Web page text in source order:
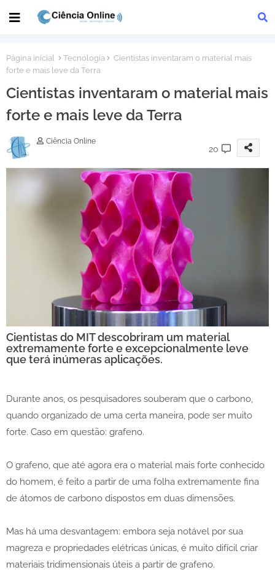
Página inicial Tecnologia
Cientistas inventaram o material mais
forte e mais leve da Terra
Cientistas inventaram o material mais
forte e mais leve da Terra
Ciência Online
20
Cientistas do MIT descobriram um material
extremamente forte e excepcionalmente leve
que terá inúmeras aplicações.
Durante anos, os pesquisadores souberam que o carbono,
quando organizado de uma certa maneira, pode ser muito
forte. Caso em questão: grafeno.
O grafeno, que até agora era o material mais forte conhecido
do homem, é feito a partir de uma folha extremamente fina
de átomos de carbono dispostos em duas dimensões.
Mas há uma desvantagem: embora seja notável por sua
magreza e propriedades elétricas únicas, é muito difícil criar
materiais tridimensionais úteis a partir de grafeno.